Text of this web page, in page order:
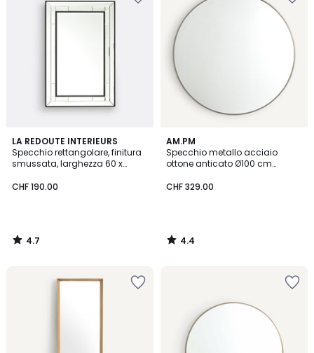
LA REDOUTE INTERIEURS
Specchio rettangolare, finitura
smussata, larghezza 60 x
CHF 190.00
4.7
/ 5
4.7
/
AM.PM
Specchio metallo acciaio
ottone anticato Ø100 cm
CHF 329.00
4.4
/ 5
4.4
/